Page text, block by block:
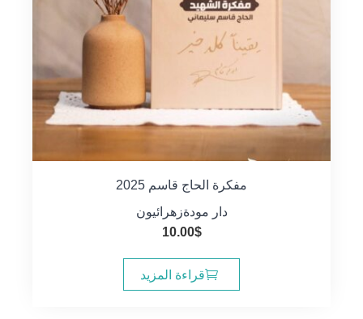
مفكرة الحاج قاسم 2025
دار مودةزهرائيون
10.00$
قراءة المزيد